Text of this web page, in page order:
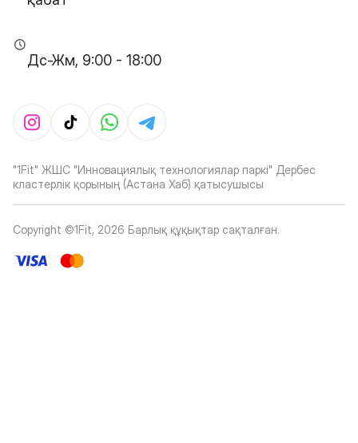
Дс-Жм, 9:00 - 18:00
"1Fit" ЖШС "Инновациялық технологиялар паркі" Дербес
кластерлік қорының (Астана Хаб) қатысушысы
Copyright ©1Fit, 2026 Барлық құқықтар сақталған.